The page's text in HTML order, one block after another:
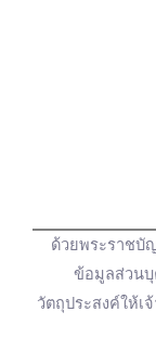
ด้วยพระราชบั
ข้อมูลส่วนบุ
วัตถุประสงค์ให้